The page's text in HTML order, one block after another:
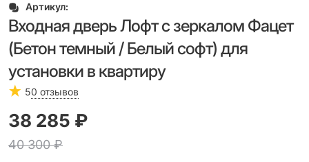
Артикул:
Входная дверь Лофт с зеркалом Фацет
(Бетон темный / Белый софт) для
установки в квартиру
50 отзывов
40 300 ₽
38 285 ₽